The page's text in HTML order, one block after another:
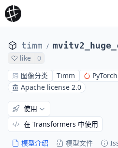
timm /
like
0
图像分类
Timm PyTorch
Apache license 2.0
模型介绍 模型文件
使用
在 Transformers 中使用